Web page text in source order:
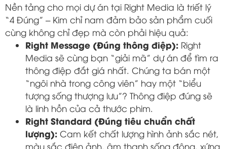
Nền tảng cho mọi dự án tại Right Media là triết lý
“4 Đúng” – Kim chỉ nam đảm bảo sản phẩm cuối
cùng không chỉ đẹp mà còn phải hiệu quả:
Right Message (Đúng thông điệp): Right
Media sẽ cùng bạn “giải mã” dự án để tìm ra
thông điệp đắt giá nhất. Chúng ta bán một
“ngôi nhà trong công viên” hay một “biểu
tượng sống thượng lưu”? Thông điệp đúng sẽ
là linh hồn của cả thước phim.
Right Standard (Đúng tiêu chuẩn chất
lượng): Cam kết chất lượng hình ảnh sắc nét,
màu sắc điện ảnh, âm thanh sống động, xứng